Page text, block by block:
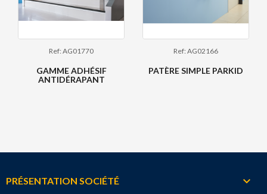
Ref: AG01770
GAMME ADHÉSIF
ANTIDÉRAPANT
Ref: AG02166
PATÈRE SIMPLE PARKID
PRÉSENTATION SOCIÉTÉ 